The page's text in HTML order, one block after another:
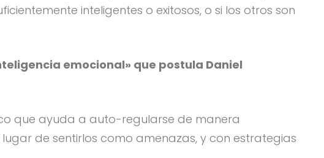
inteligentes o exitosos, o si los otros son
emocional» que postula Daniel
que ayuda a auto-regularse de manera
de sentirlos como amenazas, y con estrategias